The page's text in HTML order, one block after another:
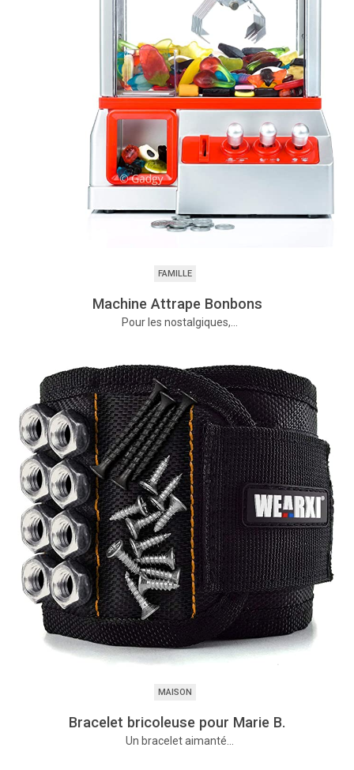
FAMILLE
Machine Attrape Bonbons
Pour les nostalgiques,…
MAISON
Bracelet bricoleuse pour Marie B.
Un bracelet aimanté…